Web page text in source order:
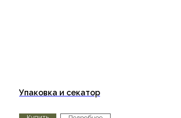
Упаковка и секатор